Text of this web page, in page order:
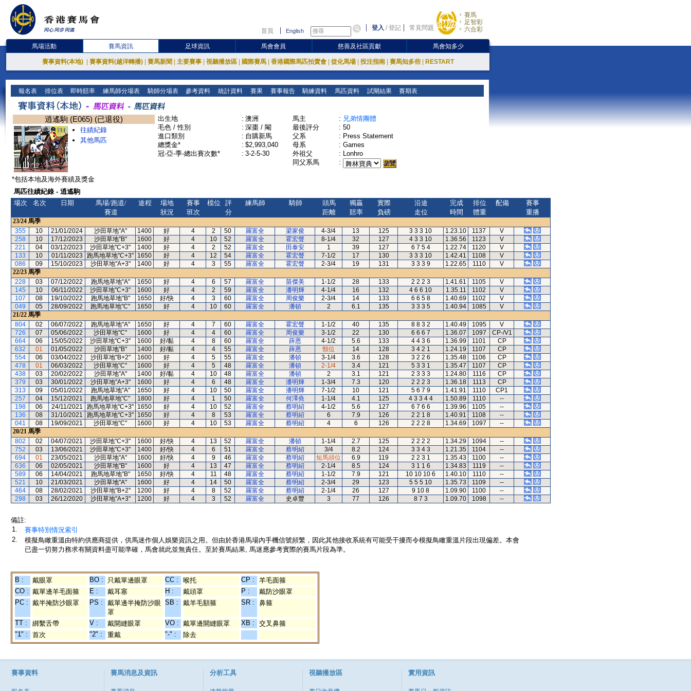
首頁 English 登入 /登記 常見問題
賽馬
足智彩
六合彩
馬場活動 賽馬資訊 足球資訊 馬會會員 慈善及社區貢獻 馬會知多少
賽事資料(本地) 賽事資料(越洋轉播) 賽馬新聞 主要賽事 視聽播放區 國際賽馬 香港國際馬匹拍賣會 從化馬場 投注指南 賽馬知多些 RESTART
報名表 排位表 即時賠率 練馬師分場表 騎師分場表 參考資料 統計資料 賽果 賽事報告 騎練資料 馬匹資料 試閘結果 賽期表
逍遙駒 (E065) (已退役)
往績紀錄
其他馬匹
出生地 : 澳洲
毛色 / 性別
: 深棗 / 閹
進口類別
: 自購新馬
總獎金*
: $2,993,040
冠-亞-季-總出賽次數*
: 3-2-5-30
馬主 : 兄弟情團體
最後評分
: 50
父系
: Press Statement
母系
: Games
外祖父
: Lonhro
同父系馬
:
*包括本地及海外賽績及獎金
馬匹往績紀錄 - 逍遙駒
場次
名次 日期
馬場/跑道/
賽道
途程
場地
狀況
賽事
班次
檔位
評
分
練馬師 騎師
頭馬
距離
獨贏
賠率
實際
負磅
沿途
走位
完成
時間
排位
體重
配備
賽事
重播
23/24 馬季
355
10 21/01/2024 沙田草地"A" 1400 好 4 2 50 羅富全 梁家俊 4-3/4 13 125 3 3 3 10 1.23.10 1137
V
258
10 17/12/2023 沙田草地"B" 1600 好 4 10 52 羅富全 霍宏聲 8-1/4 32 127 4 3 3 10 1.36.56 1123
V
221
04 03/12/2023 沙田草地"C+3" 1400 好 4 2 52 羅富全 田泰安 1 39 127 6 7 5 4 1.22.74 1120
V
133
10 01/11/2023 跑馬地草地"C+3" 1650 好 4 12 54 羅富全 霍宏聲 7-1/2 17 130 3 3 3 10 1.42.41 1108
V
086
09 15/10/2023 沙田草地"A+3" 1400 好 4 3 55 羅富全 霍宏聲 2-3/4 19 131 3 3 3 9 1.22.65 1110
V
22/23 馬季
228
03 07/12/2022 跑馬地草地"A" 1650 好 4 6 57 羅富全 苗傑美 1-1/2 28 133 2 2 2 3 1.41.61 1105
V
145
10 06/11/2022 沙田草地"C+3" 1600 好 4 2 59 羅富全 潘明輝 4-1/4 16 132 4 6 6 10 1.35.11 1102
V
107
08 19/10/2022 跑馬地草地"B" 1650 好/快 4 3 60 羅富全 周俊樂 2-3/4 14 133 6 6 5 8 1.40.69 1102
V
049
05 28/09/2022 跑馬地草地"C" 1650 好 4 10 60 羅富全 潘頓 2 6.1 135 3 3 3 5 1.40.94 1085
V
21/22 馬季
804
02 06/07/2022 跑馬地草地"A" 1650 好 4 7 60 羅富全 霍宏聲 1-1/2 40 135 8 8 3 2 1.40.49 1095
V
726
07 05/06/2022 沙田草地"C" 1600 好 4 4 60 羅富全 周俊樂 3-1/2 22 130 6 6 6 7 1.36.07 1097
CP-/V1
664
06 15/05/2022 沙田草地"C+3" 1600 好/黏 4 8 60 羅富全 薛恩 4-1/2 5.6 133 4 4 3 6 1.36.99 1101
CP
632
01 01/05/2022 沙田草地"B" 1400 好/黏 4 4 55 羅富全 薛恩 頸位 14 128 3 4 2 1 1.24.19 1107
CP
554
06 03/04/2022 沙田草地"B+2" 1600 好 4 5 55 羅富全 潘頓 3-1/4 3.6 128 3 2 2 6 1.35.48 1106
CP
478
01 06/03/2022 沙田草地"C" 1600 好 4 5 48 羅富全 潘頓 2-1/4 3.4 121 5 3 3 1 1.35.47 1107
CP
438
03 20/02/2022 沙田草地"A" 1400 好/黏 4 10 48 羅富全 潘頓 2 3.1 121 2 3 3 3 1.24.80 1116
CP
379
03 30/01/2022 沙田草地"A+3" 1600 好 4 6 48 羅富全 潘明輝 1-3/4 7.3 120 2 2 2 3 1.36.18 1113
CP
313
09 05/01/2022 跑馬地草地"A" 1650 好 4 10 50 羅富全 潘明輝 7-1/2 10 121 5 6 7 9 1.41.91 1110
CP1
257
04 15/12/2021 跑馬地草地"C" 1800 好 4 1 50 羅富全 何澤堯 1-1/4 4.1 125 4 3 3 4 4 1.50.89 1110
--
198
06 24/11/2021 跑馬地草地"C+3" 1650 好 4 10 52 羅富全 蔡明紹 4-1/2 5.6 127 6 7 6 6 1.39.96 1105
--
136
08 31/10/2021 跑馬地草地"C+3" 1650 好 4 8 53 羅富全 蔡明紹 6 7.9 126 2 2 1 8 1.40.91 1108
--
041
08 19/09/2021 沙田草地"C" 1600 好 4 10 53 羅富全 蔡明紹 4 6 126 2 2 2 8 1.34.69 1097
--
20/21 馬季
802
02 04/07/2021 沙田草地"C+3" 1600 好/快 4 13 52 羅富全 潘頓 1-1/4 2.7 125 2 2 2 2 1.34.29 1094
--
752
03 13/06/2021 沙田草地"C+3" 1400 好/快 4 6 51 羅富全 蔡明紹 3/4 8.2 124 3 3 4 3 1.21.35 1104
--
694
01 23/05/2021 沙田草地"A" 1600 好/快 4 9 46 羅富全 蔡明紹 短馬頭位 6.9 119 2 2 3 1 1.35.43 1100
--
636
06 02/05/2021 沙田草地"B" 1600 好 4 13 47 羅富全 蔡明紹 2-1/4 8.5 124 3 1 1 6 1.34.83 1119
--
589
06 14/04/2021 跑馬地草地"B" 1650 好/快 4 11 48 羅富全 蔡明紹 1-1/2 7.9 121 10 10 10 6 1.40.10 1110
--
521
10 21/03/2021 沙田草地"A" 1600 好 4 14 50 羅富全 蔡明紹 2-3/4 29 123 5 5 5 10 1.35.73 1109
--
464
08 28/02/2021 沙田草地"B+2" 1200 好 4 8 52 羅富全 蔡明紹 2-1/4 26 127 9 10 8 1.09.90 1100
--
298
03 26/12/2020 沙田草地"A+3" 1200 好 4 3 52 羅富全 史卓豐 3 77 126 8 7 3 1.09.70 1098 --
備註:
1.
賽事特別情況索引
2.
模擬鳥瞰重溫由特約供應商提供，供馬迷作個人娛樂資訊之用。但由於香港馬場內手機信號頻繁，因此其他接收系統有可能受干擾而令模擬鳥瞰重溫片段出現偏差。本會
已盡一切努力務求有關資料盡可能準確，馬會就此並無責任。至於賽馬結果, 馬迷應參考實際的賽馬片段為準。
B : 戴眼罩 BO : 只戴單邊眼罩 CC : 喉托 CP :
羊毛面箍
CO : 戴單邊羊毛面箍 E : 戴耳塞 H : 戴頭罩 P :
戴防沙眼罩
PC : 戴半掩防沙眼罩 PS :
戴單邊半掩防沙眼
罩
SB : 戴羊毛額箍 SR : 鼻箍
TT : 綁繫舌帶 V : 戴開縫眼罩 VO : 戴單邊開縫眼罩 XB :
交叉鼻箍
"1" :
首次 "2" : 重戴 "-" : 除去
賽事資料 賽馬消息及資訊 分析工具 視聽播放區 實用資訊